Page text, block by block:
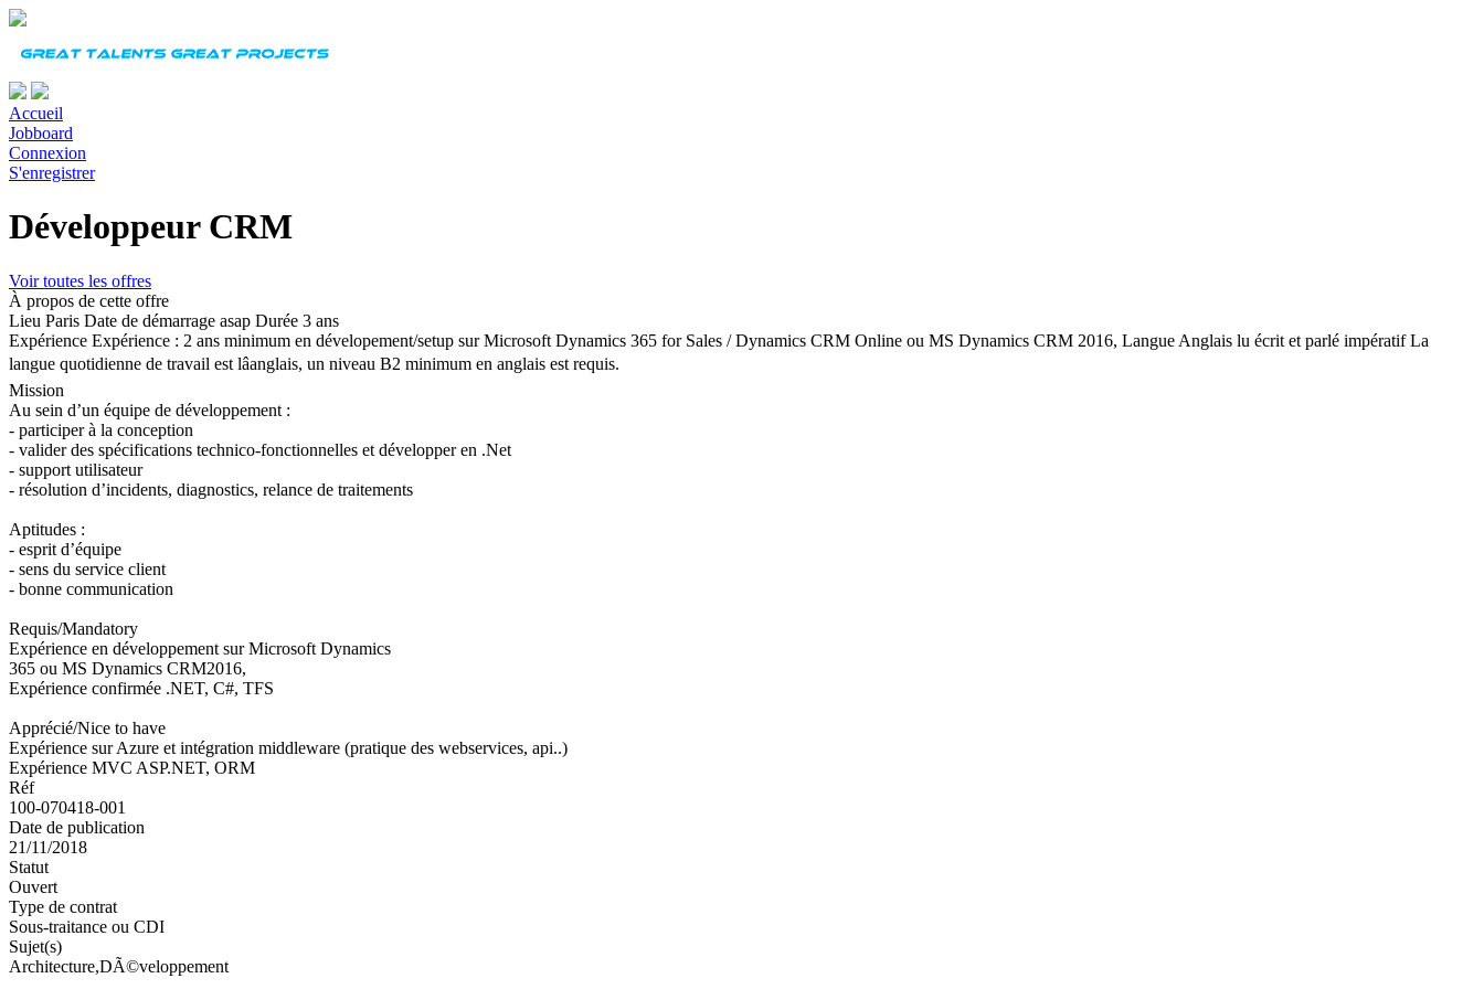
Accueil
Jobboard
Connexion
S'enregistrer
Développeur CRM
Voir toutes les offres
À propos de cette offre
Lieu Paris Date de démarrage asap Durée 3 ans
Expérience Expérience : 2 ans minimum en dévelopement/setup sur Microsoft Dynamics 365 for Sales / Dynamics CRM Online ou MS Dynamics CRM 2016, Langue Anglais lu écrit et parlé impératif La
langue quotidienne de travail est lâanglais, un niveau B2 minimum en anglais est requis.
Mission
Au sein d’un équipe de développement :
- participer à la conception
- valider des spécifications technico-fonctionnelles et développer en .Net
- support utilisateur
- résolution d’incidents, diagnostics, relance de traitements
Aptitudes :
- esprit d’équipe
- sens du service client
- bonne communication
Requis/Mandatory
Expérience en développement sur Microsoft Dynamics
365 ou MS Dynamics CRM2016,
Expérience confirmée .NET, C#, TFS
Apprécié/Nice to have
Expérience sur Azure et intégration middleware (pratique des webservices, api..)
Expérience MVC ASP.NET, ORM
Réf
100-070418-001
Date de publication
21/11/2018
Statut
Ouvert
Type de contrat
Sous-traitance ou CDI
Sujet(s)
Architecture,DÃ©veloppement